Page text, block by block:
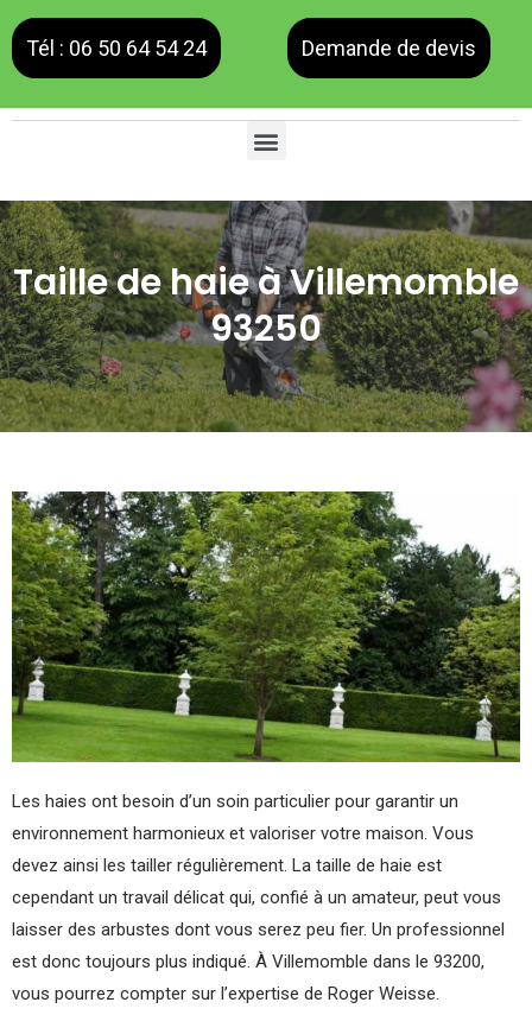
Tél : 06 50 64 54 24 Demande de devis
Taille de haie à Villemomble
93250
Les haies ont besoin d’un soin particulier pour garantir un
environnement harmonieux et valoriser votre maison. Vous
devez ainsi les tailler régulièrement. La taille de haie est
cependant un travail délicat qui, confié à un amateur, peut vous
laisser des arbustes dont vous serez peu fier. Un professionnel
est donc toujours plus indiqué. À Villemomble dans le 93200,
vous pourrez compter sur l’expertise de Roger Weisse.